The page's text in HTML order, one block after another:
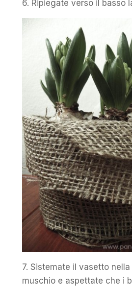
6. Ripiegate verso il basso
7. Sistemate il vasetto nella
muschio e aspettate che i